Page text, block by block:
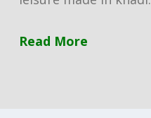
Read More